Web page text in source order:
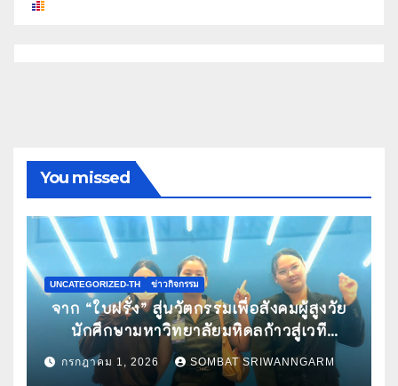
You missed
UNCATEGORIZED-TH ข่าวกิจกรรม
จาก “ใบฝรั่ง” สู่นวัตกรรมเพื่อสังคมผู้สูงวัย
นักศึกษามหาวิทยาลัยมหิดลก้าวสู่เวที
Pitching ระดับนานาชาติ ในงาน World
Spa & Well-being Congress 2026
กรกฎาคม 1, 2026 SOMBAT SRIWANNGARM